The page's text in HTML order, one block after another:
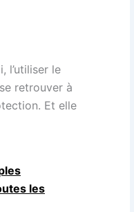
l’utiliser le
retrouver à
Et elle
les